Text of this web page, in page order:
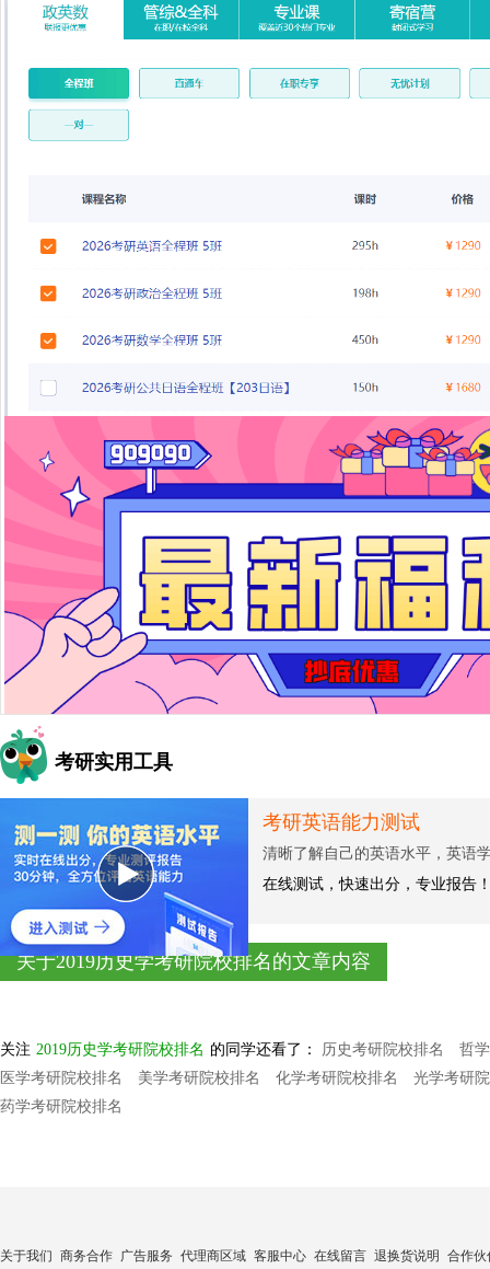
考研实用工具
考研英语能力测试
清晰了解自己的英语水平，英语
在线测试，快速出分，专业报告
关于2019历史学考研院校排名的文章内容
关注 2019历史学考研院校排名 的同学还看了： 历史考研院校排名
哲
医学考研院校排名
美学考研院校排名 化学考研院校排名
光学考研
药学考研院校排名
关于我们 商务合作 广告服务 代理商区域 客服中心 在线留言 退换货说明 合作伙